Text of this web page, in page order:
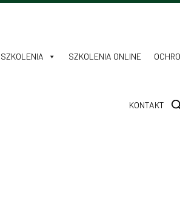
SZKOLENIA SZKOLENIA ONLINE
KONTAKT